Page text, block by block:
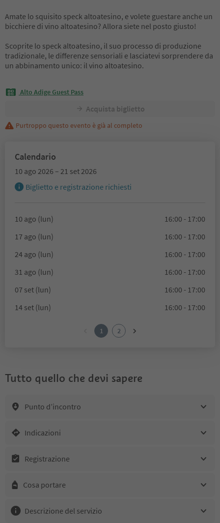
Amate lo squisito speck altoatesino, e volete guestare anche un
bicchiere di vino altoatesino? Allora siete nel posto giusto!
Scoprite lo speck altoatesino, il suo processo di produzione
tradizionale, le differenze sensoriali e lasciatevi sorprendere da
un abbinamento unico: il vino altoatesino.
Alto Adige Guest Pass
Acquista biglietto
Purtroppo questo evento è già al completo
Calendario
10 ago 2026 – 21 set 2026
Biglietto e registrazione richiesti
10 ago (lun)
16:00 - 17:00
17 ago (lun)
16:00 - 17:00
24 ago (lun)
16:00 - 17:00
31 ago (lun)
16:00 - 17:00
07 set (lun)
16:00 - 17:00
14 set (lun)
16:00 - 17:00
1 2
Tutto quello che devi sapere
Punto d’incontro
Indicazioni
Registrazione
Cosa portare
Descrizione del servizio